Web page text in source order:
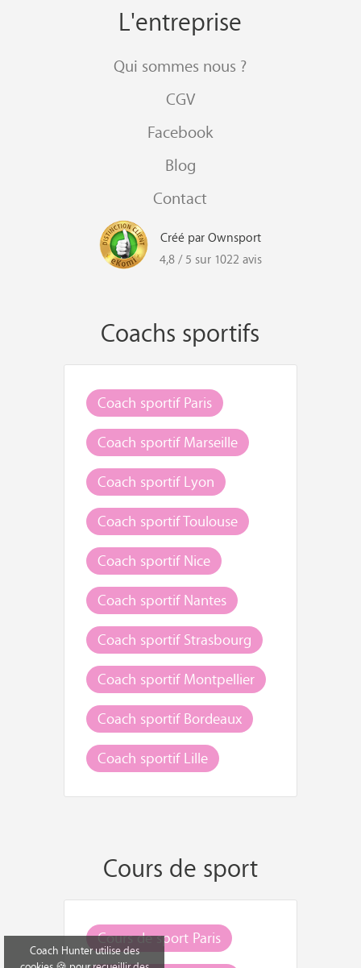
L'entreprise
Qui sommes nous ?
CGV
Facebook
Blog
Contact
Créé par Ownsport
4,8 / 5 sur 1022 avis
Coachs sportifs
Coach sportif Paris
Coach sportif Marseille
Coach sportif Lyon
Coach sportif Toulouse
Coach sportif Nice
Coach sportif Nantes
Coach sportif Strasbourg
Coach sportif Montpellier
Coach sportif Bordeaux
Coach sportif Lille
Cours de sport
Cours de sport Paris
Coach Hunter utilise des